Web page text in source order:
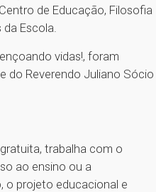
de Educação, Filosofia
Escola.
vidas!, foram
do Reverendo Juliano Sócio
trabalha com o
ao ensino ou a
o projeto educacional e